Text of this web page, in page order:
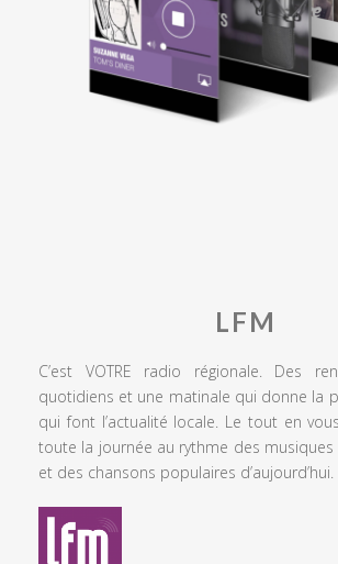
LFM
C’est VOTRE radio régionale. Des
quotidiens et une matinale qui donne la
qui font l’actualité locale. Le tout en
toute la journée au rythme des musiques
et des chansons populaires d’aujourd’hui.